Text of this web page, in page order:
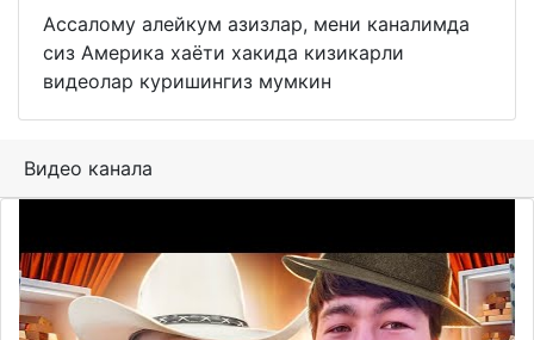
Ассалому алейкум азизлар, мени каналимда
сиз Америка хаёти хакида кизикарли
видеолар куришингиз мумкин
Видео канала